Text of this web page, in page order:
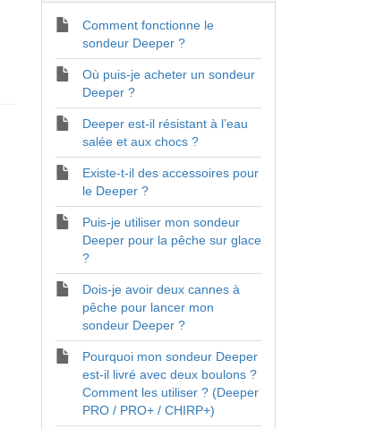
Comment fonctionne le
sondeur Deeper ?
Où puis-je acheter un sondeur
Deeper ?
Deeper est-il résistant à l’eau
salée et aux chocs ?
Existe-t-il des accessoires pour
le Deeper ?
Puis-je utiliser mon sondeur
Deeper pour la pêche sur glace
?
Dois-je avoir deux cannes à
pêche pour lancer mon
sondeur Deeper ?
Pourquoi mon sondeur Deeper
est-il livré avec deux boulons ?
Comment les utiliser ? (Deeper
PRO / PRO+ / CHIRP+)